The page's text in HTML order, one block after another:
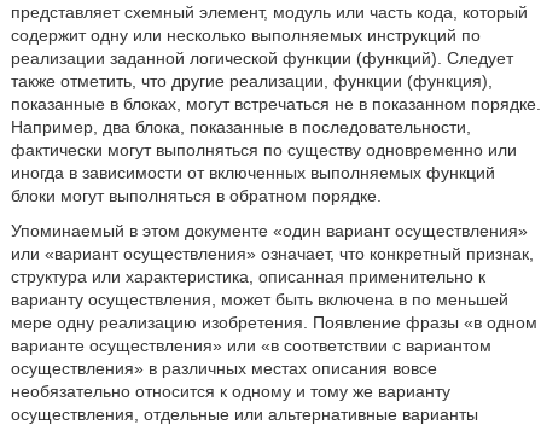
представляет схемный элемент, модуль или часть кода, который
содержит одну или несколько выполняемых инструкций по
реализации заданной логической функции (функций). Следует
также отметить, что другие реализации, функции (функция),
показанные в блоках, могут встречаться не в показанном порядке.
Например, два блока, показанные в последовательности,
фактически могут выполняться по существу одновременно или
иногда в зависимости от включенных выполняемых функций
блоки могут выполняться в обратном порядке.
Упоминаемый в этом документе «один вариант осуществления»
или «вариант осуществления» означает, что конкретный признак,
структура или характеристика, описанная применительно к
варианту осуществления, может быть включена в по меньшей
мере одну реализацию изобретения. Появление фразы «в одном
варианте осуществления» или «в соответствии с вариантом
осуществления» в различных местах описания вовсе
необязательно относится к одному и тому же варианту
осуществления, отдельные или альтернативные варианты